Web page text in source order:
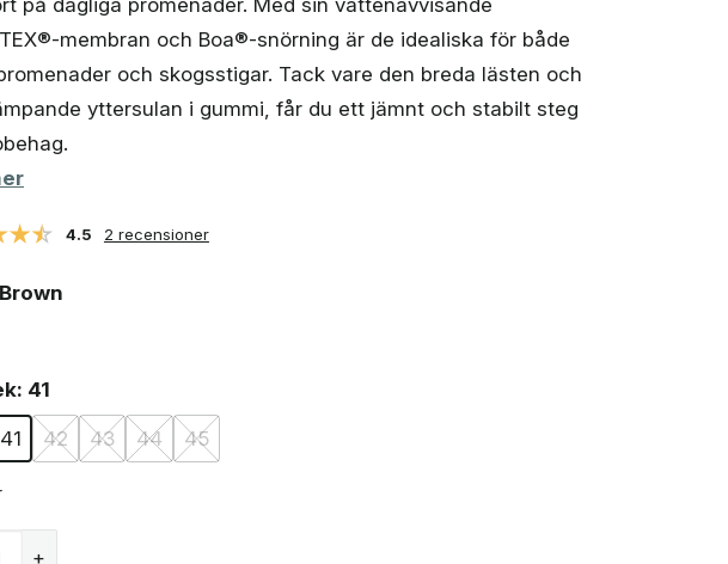
på dagliga promenader. Med sin vattenavvisande
membran och Boa®-snörning är de idealiska för både
och skogsstigar. Tack vare den breda lästen och
yttersulan i gummi, får du ett jämnt och stabilt steg
4.5 2 recensioner
: 41
41 42 43 44 45